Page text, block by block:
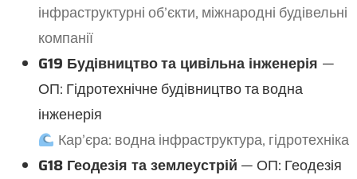
інфраструктурні об’єкти, міжнародні будівельні
компанії
G19 Будівництвота цивільна інженерія —
ОП: Гідротехнічне будівництво та водна
інженерія
Кар’єра: водна інфраструктура, гідротехніка
G18 Геодезія та землеустрій — ОП: Геодезія